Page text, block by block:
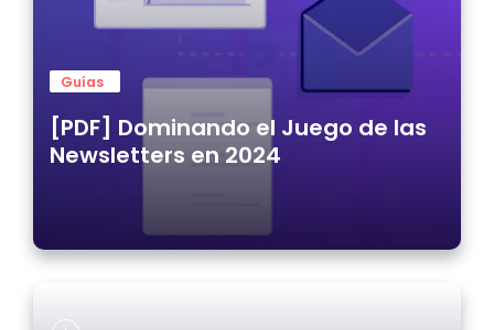
Guías
[PDF] Dominando el Juego de las
Newsletters en 2024